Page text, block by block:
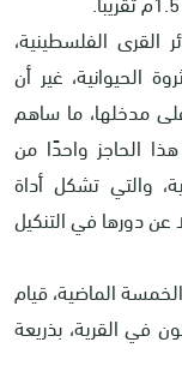
القرى الفلسطينية،
الحيوانية، غير أن
حاجزًا عسكريًا على مدخلها، ما ساهم
الحاجز واحدًا من
والتي تشكل أداة
عن دورها في التنكيل
الماضية، قيام
في القرية، بذريعة